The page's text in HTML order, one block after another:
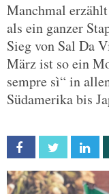
Manchmal
als ein ganzer
Sieg von Sal Da
März ist so ein
sempre sì“ in
Südamerika bis
Facebook Twitter